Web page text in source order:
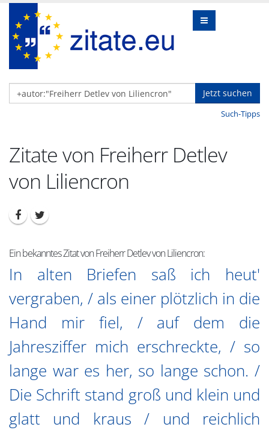
Jetzt suchen
Such-Tipps
Zitate von Freiherr Detlev
von Liliencron
Ein bekanntes Zitat von Freiherr Detlev von Liliencron:
In alten Briefen saß ich heut'
vergraben, / als einer plötzlich in die
Hand mir fiel, / auf dem die
Jahresziffer mich erschreckte, / so
lange war es her, so lange schon. /
Die Schrift stand groß und klein und
glatt und kraus / und reichlich